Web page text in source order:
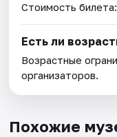
Стоимость
Есть ли
Возрастные
организаторов.
Похожие